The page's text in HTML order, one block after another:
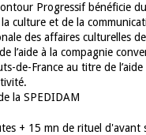
Progressif bénéficie
culture et de la
des affaires culturelles
l’aide à la compagnie
de-France au titre de l’aide
la SPEDIDAM
+ 15 mn de rituel d'avant